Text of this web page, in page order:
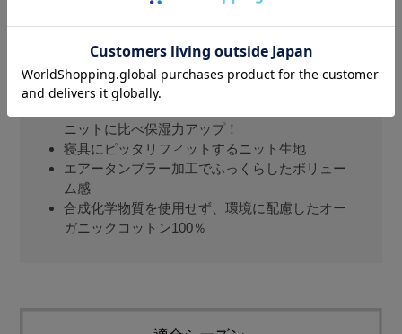
由来エキス配合の美容ニット。綿100％使用の40オー
ニットに比べ保湿力アップ！
寝具にピッタリフィットするニット生地
エアータンブラー加工でふっくらしたボリュー
ム感
合成化学物質を使用せず、環境に配慮したオー
ガニックコットン100％